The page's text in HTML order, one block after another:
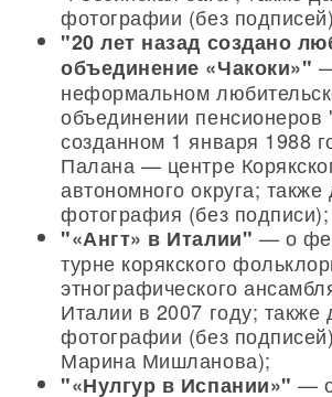
фотографии (без
"20 лет назад создано
объединение «Чакоки»"
неформальном
объединении пенсионеров
созданном 1 января 1988
Палана — центре
автономного округа; также
фотография (без подписи);
"«Ангт» в Италии" — о
турне корякского
этнографического
Италии в 2007 году; также
фотографии (без
Марина Мишланова);
"«Нулгур в Испании»" —